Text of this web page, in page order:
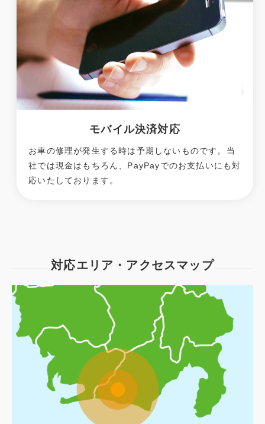
モバイル決済対応
お車の修理が発生する時は予期しないものです。当
社では現金はもちろん、PayPayでのお支払いにも対
応いたしております。
対応エリア・アクセスマップ